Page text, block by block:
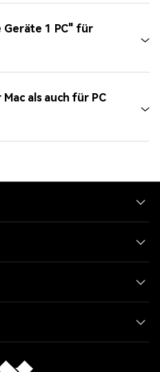
1 PC" für
als auch für PC